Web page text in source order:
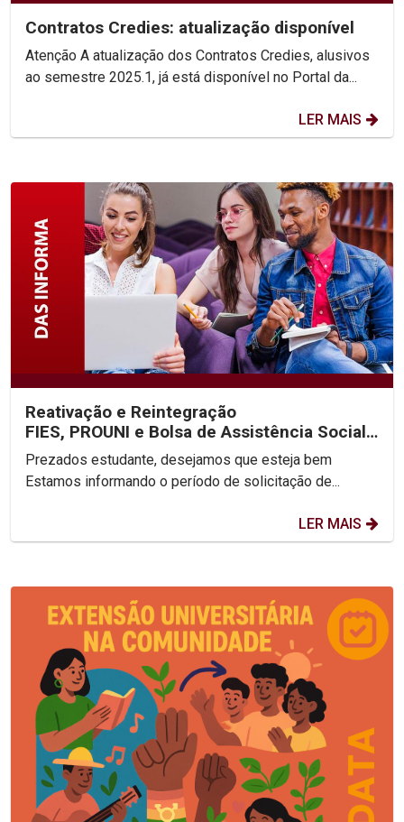
Contratos Credies: atualização disponível
Atenção A atualização dos Contratos Credies, alusivos
ao semestre 2025.1, já está disponível no Portal da...
LER MAIS
Reativação e Reintegração
FIES, PROUNI e Bolsa de Assistência Social
2025.2
Prezados estudante, desejamos que esteja bem
Estamos informando o período de solicitação de...
LER MAIS